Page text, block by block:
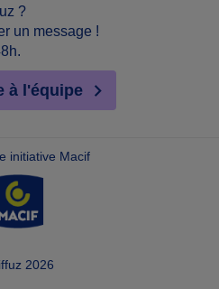
?
un message !
à l'équipe
initiative Macif
2026